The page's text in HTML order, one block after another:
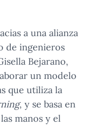
a una alianza
de ingenieros
Bejarano,
un modelo
que utiliza la
, y se basa en
manos y el